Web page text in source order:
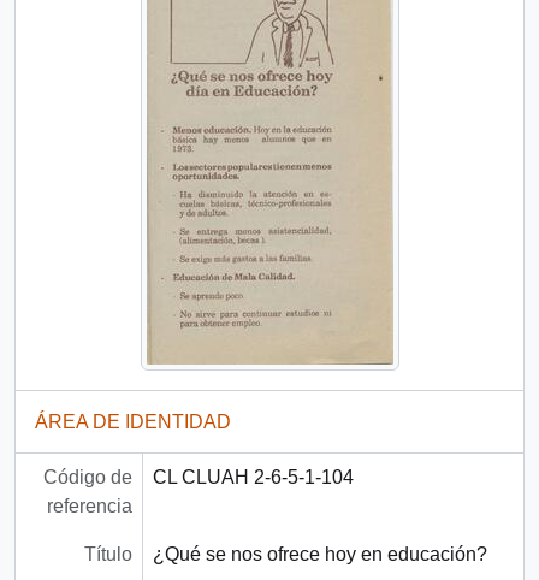
ÁREA DE IDENTIDAD
Código de
referencia
CL CLUAH 2-6-5-1-104
Título ¿Qué se nos ofrece hoy en educación?